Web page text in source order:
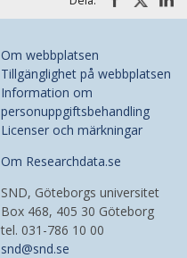
Om webbplatsen
Tillgänglighet på webbplatsen
Information om
personuppgiftsbehandling
Licenser och märkningar
Om Researchdata.se
SND, Göteborgs universitet
Box 468, 405 30 Göteborg
tel. 031-786 10 00
snd@snd.se